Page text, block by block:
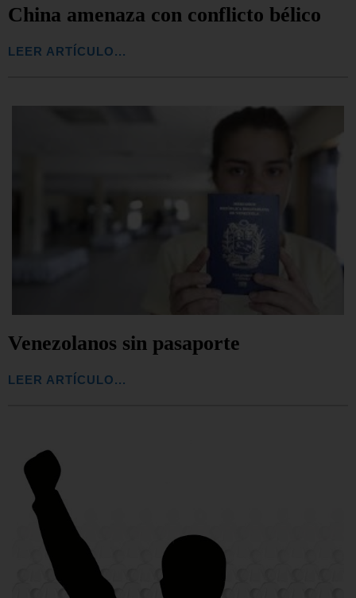
China amenaza con conflicto bélico
LEER ARTÍCULO...
Venezolanos sin pasaporte
LEER ARTÍCULO...